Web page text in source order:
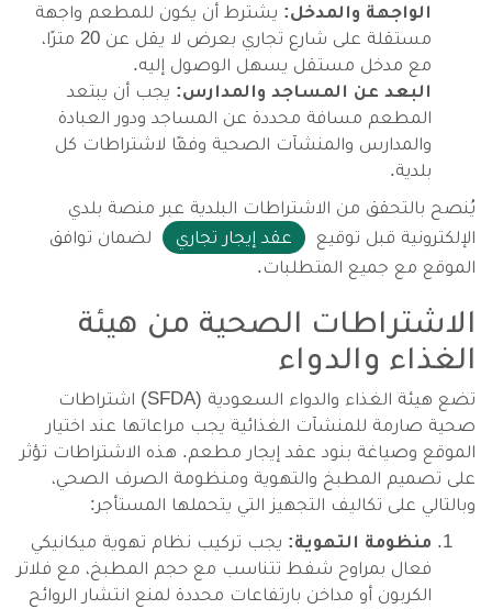
الواجهة والمدخل: يشترط أن يكون للمطعم واجهة
مستقلة على شارع تجاري بعرض لا يقل عن 20 مترًا،
مع مدخل مستقل يسهل الوصول إليه.
البعد عن المساجد والمدارس: يجب أن يبتعد
المطعم مسافة محددة عن المساجد ودور العبادة
والمدارس والمنشآت الصحية وفقًا لاشتراطات كل
بلدية.
يُنصح بالتحقق من الاشتراطات البلدية عبر منصة بلدي
الإلكترونية قبل توقيع
عقد إيجار تجاري
لضمان توافق
الموقع مع جميع المتطلبات.
الاشتراطات الصحية من هيئة
الغذاء والدواء
تضع هيئة الغذاء والدواء السعودية (SFDA) اشتراطات
صحية صارمة للمنشآت الغذائية يجب مراعاتها عند اختيار
الموقع وصياغة بنود عقد إيجار مطعم. هذه الاشتراطات تؤثر
على تصميم المطبخ والتهوية ومنظومة الصرف الصحي،
وبالتالي على تكاليف التجهيز التي يتحملها المستأجر:
منظومة التهوية: يجب تركيب نظام تهوية ميكانيكي
فعال بمراوح شفط تتناسب مع حجم المطبخ، مع فلاتر
الكربون أو مداخن بارتفاعات محددة لمنع انتشار الروائح